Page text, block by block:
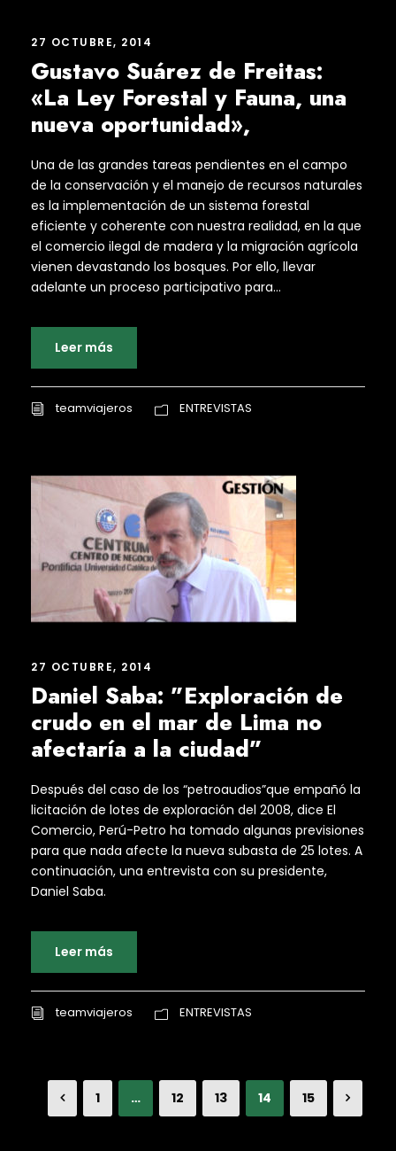
27 OCTUBRE, 2014
Gustavo Suárez de Freitas:
«La Ley Forestal y Fauna, una
nueva oportunidad»,
Una de las grandes tareas pendientes en el campo
de la conservación y el manejo de recursos naturales
es la implementación de un sistema forestal
eficiente y coherente con nuestra realidad, en la que
el comercio ilegal de madera y la migración agrícola
vienen devastando los bosques. Por ello, llevar
adelante un proceso participativo para...
Leer más
teamviajeros ENTREVISTAS
27 OCTUBRE, 2014
Daniel Saba: ”Exploración de
crudo en el mar de Lima no
afectaría a la ciudad”
Después del caso de los “petroaudios”que empañó la
licitación de lotes de exploración del 2008, dice El
Comercio, Perú-Petro ha tomado algunas previsiones
para que nada afecte la nueva subasta de 25 lotes. A
continuación, una entrevista con su presidente,
Daniel Saba.
Leer más
teamviajeros ENTREVISTAS
1 … 12 13 14 15